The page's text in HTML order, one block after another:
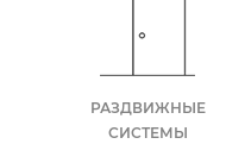
РАЗДВИЖНЫЕ
СИСТЕМЫ